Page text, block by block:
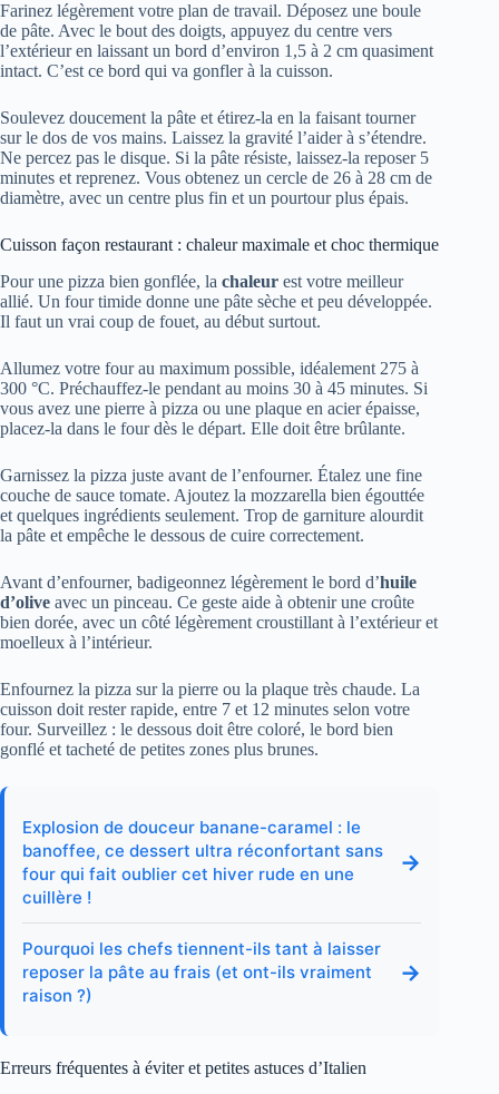
Farinez légèrement votre plan de travail. Déposez une boule
de pâte. Avec le bout des doigts, appuyez du centre vers
l’extérieur en laissant un bord d’environ 1,5 à 2 cm quasiment
intact. C’est ce bord qui va gonfler à la cuisson.
Soulevez doucement la pâte et étirez-la en la faisant tourner
sur le dos de vos mains. Laissez la gravité l’aider à s’étendre.
Ne percez pas le disque. Si la pâte résiste, laissez-la reposer 5
minutes et reprenez. Vous obtenez un cercle de 26 à 28 cm de
diamètre, avec un centre plus fin et un pourtour plus épais.
Cuisson façon restaurant : chaleur maximale et choc thermique
Pour une pizza bien gonflée, la chaleur est votre meilleur
allié. Un four timide donne une pâte sèche et peu développée.
Il faut un vrai coup de fouet, au début surtout.
Allumez votre four au maximum possible, idéalement 275 à
300 °C. Préchauffez-le pendant au moins 30 à 45 minutes. Si
vous avez une pierre à pizza ou une plaque en acier épaisse,
placez-la dans le four dès le départ. Elle doit être brûlante.
Garnissez la pizza juste avant de l’enfourner. Étalez une fine
couche de sauce tomate. Ajoutez la mozzarella bien égouttée
et quelques ingrédients seulement. Trop de garniture alourdit
la pâte et empêche le dessous de cuire correctement.
Avant d’enfourner, badigeonnez légèrement le bord d’huile
d’olive avec un pinceau. Ce geste aide à obtenir une croûte
bien dorée, avec un côté légèrement croustillant à l’extérieur et
moelleux à l’intérieur.
Enfournez la pizza sur la pierre ou la plaque très chaude. La
cuisson doit rester rapide, entre 7 et 12 minutes selon votre
four. Surveillez : le dessous doit être coloré, le bord bien
gonflé et tacheté de petites zones plus brunes.
Explosion de douceur banane-caramel : le
banoffee, ce dessert ultra réconfortant sans
four qui fait oublier cet hiver rude en une
cuillère !
→
Pourquoi les chefs tiennent-ils tant à laisser
reposer la pâte au frais (et ont-ils vraiment
raison ?)
→
Erreurs fréquentes à éviter et petites astuces d’Italien